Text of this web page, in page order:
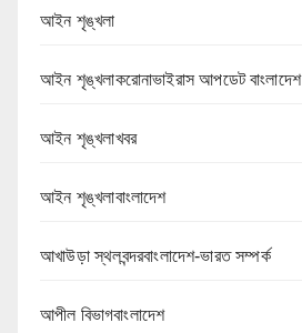
আইন শৃঙ্খলা
আইন শৃঙ্খলাকরোনাভাইরাস আপডেট বাংলাদেশ
আইন শৃঙ্খলাখবর
আইন শৃঙ্খলাবাংলাদেশ
আখাউড়া স্থলবন্দরবাংলাদেশ-ভারত সম্পর্ক
আপীল বিভাগবাংলাদেশ